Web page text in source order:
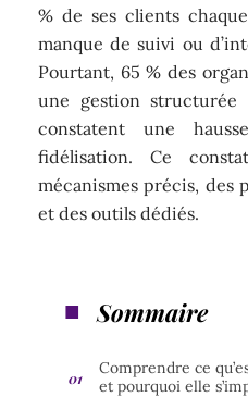
% de ses clients
manque de suivi ou
Pourtant, 65 % des
une gestion
constatent une
fidélisation. Ce
mécanismes précis, des
et des outils dédiés.
Sommaire
Comprendre ce
et pourquoi elle